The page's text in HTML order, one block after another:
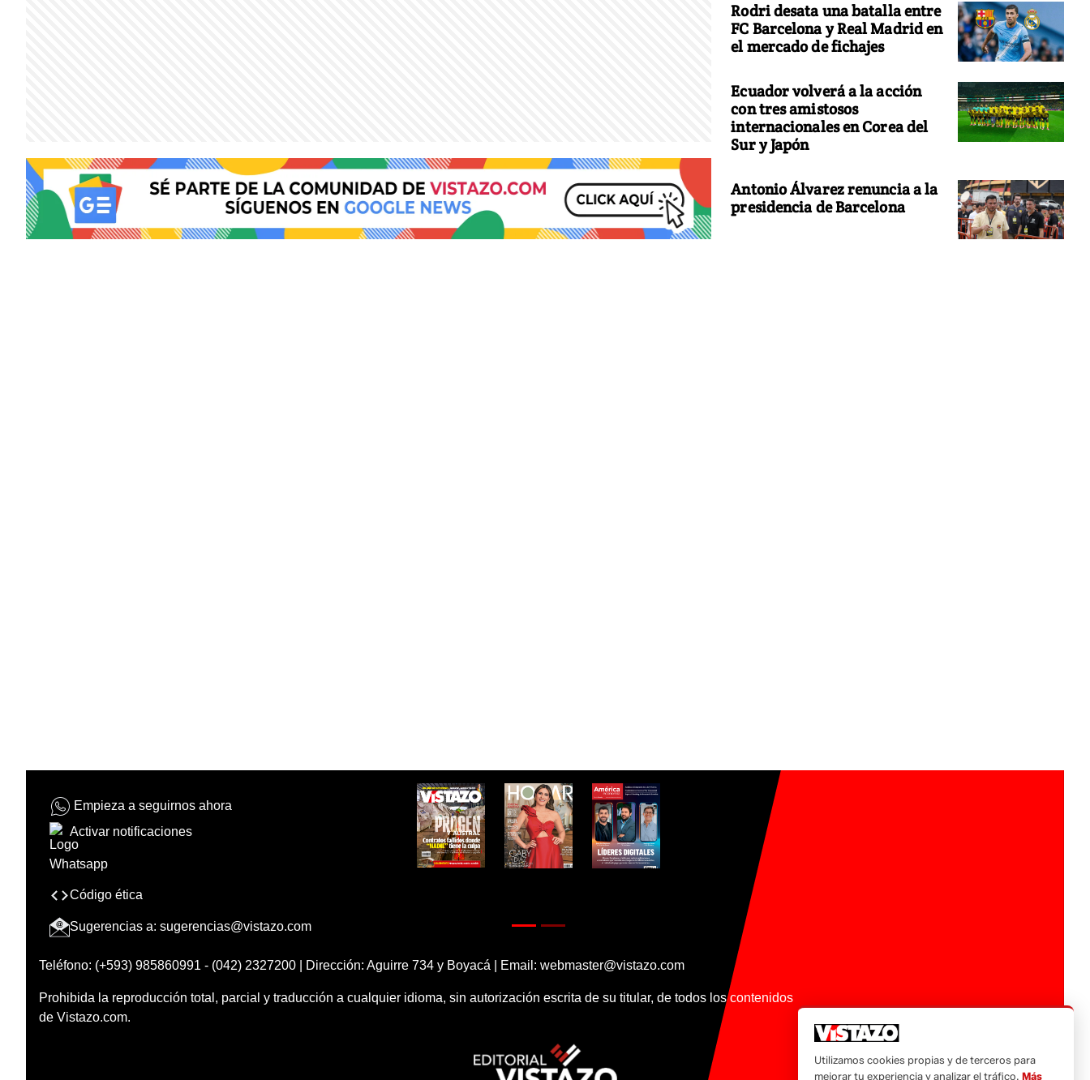
Rodri desata una batalla entre
FC Barcelona y Real Madrid en
el mercado de fichajes
Ecuador volverá a la acción
con tres amistosos
internacionales en Corea del
Sur y Japón
Antonio Álvarez renuncia a la
presidencia de Barcelona
Empieza a seguirnos ahora
Activar notificaciones
Código ética
Sugerencias a: sugerencias@vistazo.com
Teléfono: (+593) 985860991 - (042) 2327200 | Dirección: Aguirre 734 y Boyacá | Email: webmaster@vistazo.com
Prohibida la reproducción total, parcial y traducción a cualquier idioma, sin autorización escrita de su titular, de todos los contenidos
de Vistazo.com.
Utilizamos cookies propias y de terceros para
mejorar tu experiencia y analizar el tráfico. Más